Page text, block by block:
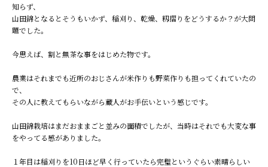
知らず、
山田錦となるとそうもいかず、稲刈り、乾燥、籾摺りをどうするか？が大問
題でした。
今思えば、割と無茶な事をはじめた物です。
農業はそれまでも近所のおじさんが米作りも野菜作りも担ってくれていたの
で、
その人に教えてもらいながら蔵人がお手伝いという感じです。
山田錦栽培はまだおままごと並みの面積でしたが、当時はそれでも大変な事
をやってる感がありました。
１年目は稲刈りを10日ほど早く行っていたら完璧というぐらい素晴らしい